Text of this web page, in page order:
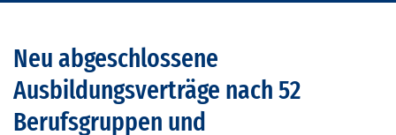
Neu abgeschlossene
Ausbildungsverträge nach 52
Berufsgruppen und